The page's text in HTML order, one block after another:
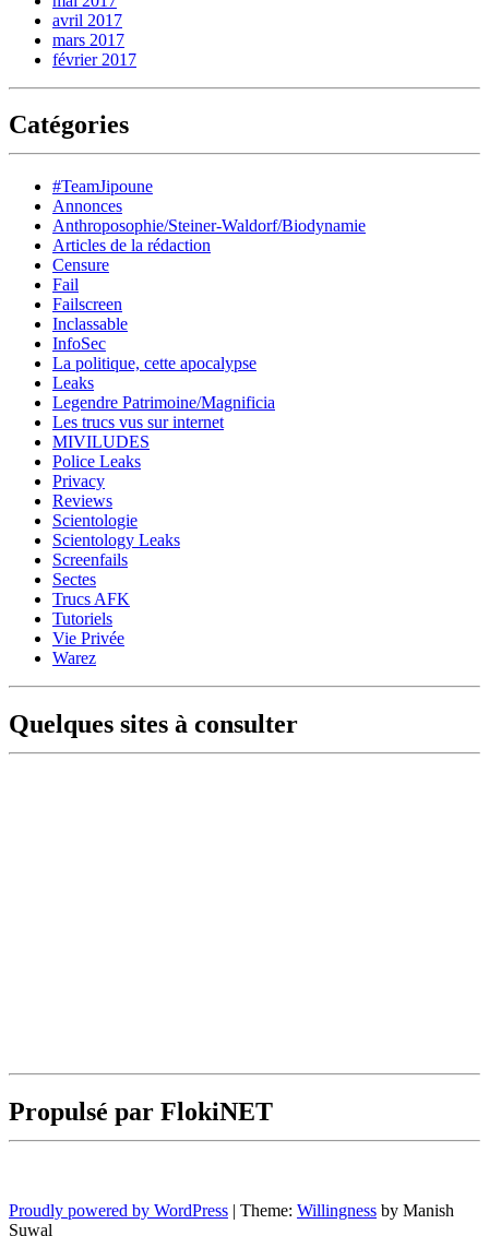
avril 2017
mars 2017
février 2017
Catégories
#TeamJipoune
Annonces
Anthroposophie/Steiner-Waldorf/Biodynamie
Articles de la rédaction
Censure
Fail
Failscreen
Inclassable
InfoSec
La politique, cette apocalypse
Leaks
Legendre Patrimoine/Magnificia
Les trucs vus sur internet
MIVILUDES
Police Leaks
Privacy
Reviews
Scientologie
Scientology Leaks
Screenfails
Sectes
Trucs AFK
Tutoriels
Vie Privée
Warez
Quelques sites à consulter
Propulsé par FlokiNET
Proudly powered by WordPress | Theme: Willingness by Manish
Suwal